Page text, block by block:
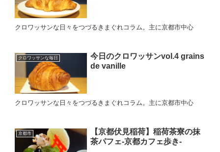
クロワッサンな日々をつづるきまぐれコラム。主に京都市中心
クロワッサンな毎日
今日のクロワッサンvol.4 grains
de vanille
クロワッサンな日々をつづるきまぐれコラム。主に京都市中心
京都市
【京都伏見稲荷】稲荷茶寮の抹
茶パフェ‐京都カフェ歩き‐